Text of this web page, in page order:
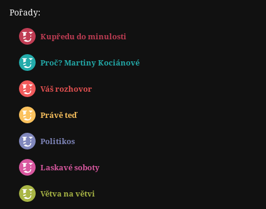
Pořady:
Kupředu do minulosti
Proč? Martiny Kociánové
Váš rozhovor
Právě teď
Politikos
Laskavé soboty
Větva na větvi